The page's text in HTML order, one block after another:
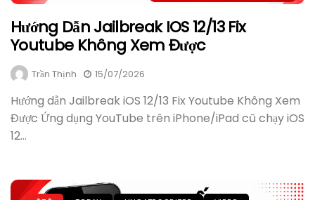
Hướng Dẫn Jailbreak IOS 12/13 Fix
Youtube Không Xem Được
Trần Thịnh 15/07/2026
Hướng dẫn Jailbreak iOS 12/13 Fix Youtube Không Xem
Được Ứng dụng YouTube trên iPhone/iPad cũ chạy iOS
12...